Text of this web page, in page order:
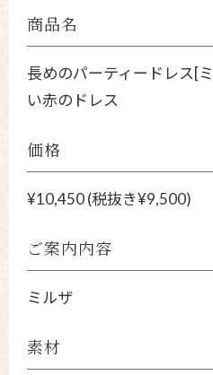
商品名
長めのパーティードレス[
い赤のドレス
価格
¥10,450 (税抜き¥9,500)
ご案内内容
ミルザ
素材